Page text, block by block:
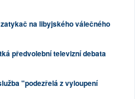
na libyjského válečného
předvolební televizní debata
"podezřelá z vyloupení